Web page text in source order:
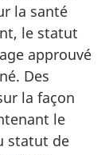
la santé
le statut
approuvé
Des
la façon
le
statut de